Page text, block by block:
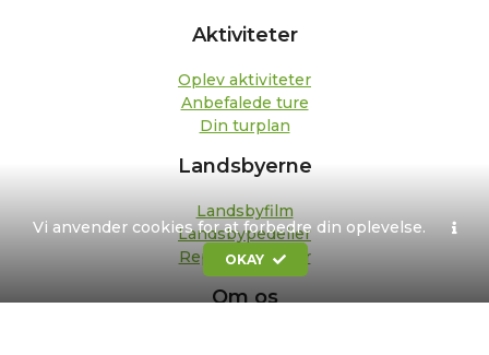
Vi anvender cookies for at forbedre din oplevelse.
OKAY
Aktiviteter
Oplev aktiviteter
Anbefalede ture
Din turplan
Landsbyerne
Landsbyfilm
Landsbypedeller
Repræsentanter
Om os